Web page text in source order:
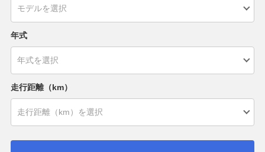
年式
走行距離（km）